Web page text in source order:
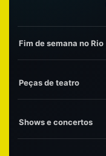
Fim de semana no Rio
Peças de teatro
Shows e concertos